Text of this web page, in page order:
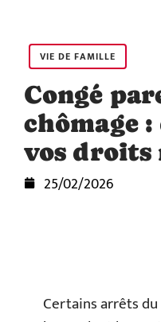
VIE DE FAMILLE
Congé
chômage
vos droits
25/02/2026
Certains arrêts